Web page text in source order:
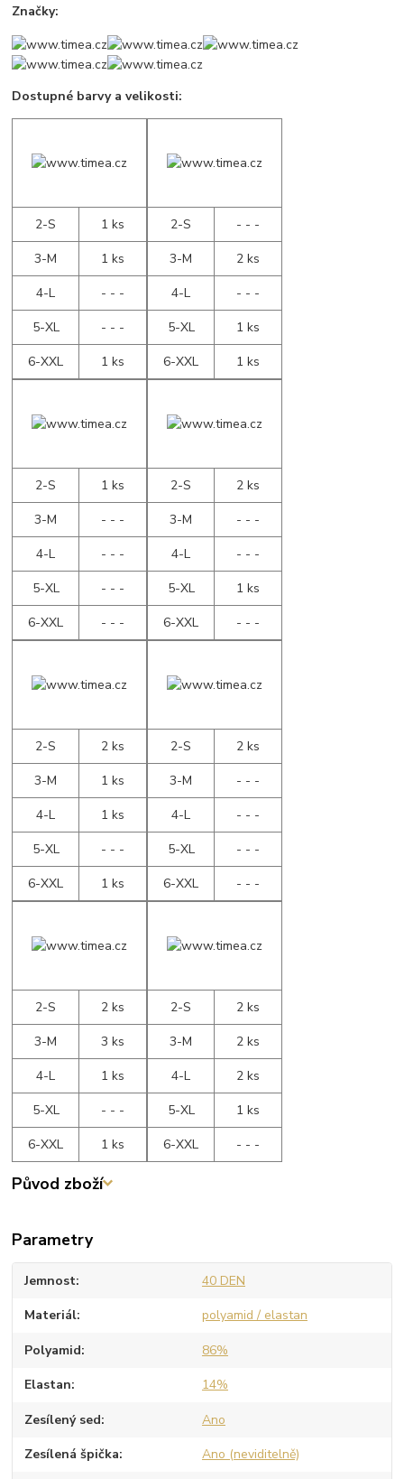
Značky:
Dostupné barvy a velikosti:
2-S
1 ks
3-M
1 ks
4-L
- - -
5-XL
- - -
6-XXL
1 ks
2-S
- - -
3-M
2 ks
4-L
- - -
5-XL
1 ks
6-XXL
1 ks
2-S
1 ks
3-M
- - -
4-L
- - -
5-XL
- - -
6-XXL
- - -
2-S
2 ks
3-M
- - -
4-L
- - -
5-XL
1 ks
6-XXL
- - -
2-S
2 ks
3-M
1 ks
4-L
1 ks
5-XL
- - -
6-XXL
1 ks
2-S
2 ks
3-M
- - -
4-L
- - -
5-XL
- - -
6-XXL
- - -
2-S
2 ks
3-M
3 ks
4-L
1 ks
5-XL
- - -
6-XXL
1 ks
2-S
2 ks
3-M
2 ks
4-L
2 ks
5-XL
1 ks
6-XXL
- - -
Původ zboží
Parametry
Jemnost 40 DEN
Materiál polyamid / elastan
Polyamid 86%
Elastan 14%
Zesílený sed Ano
Zesílená špička Ano (neviditelně)